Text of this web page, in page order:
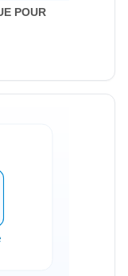
POUR